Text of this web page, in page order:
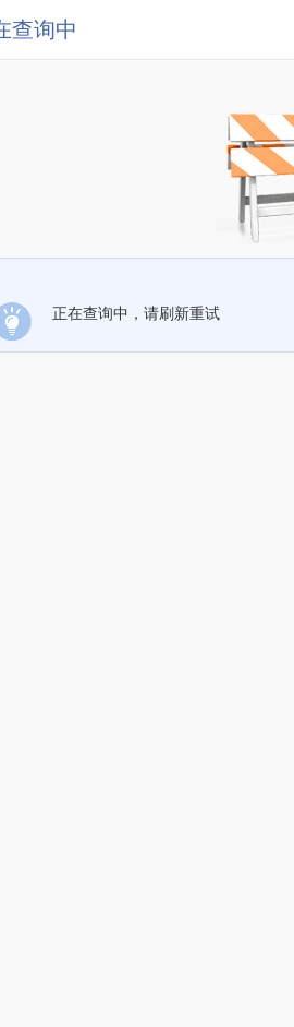
查询中
正在查询中，请刷新重试